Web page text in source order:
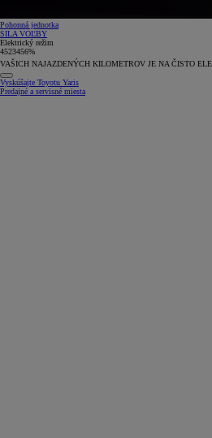
Pohonná jednotka
SILA VOĽBY
Elektrický režim
4523456%
VAŠICH NAJAZDENÝCH KILOMETROV JE NA ČISTO
Vyskúšajte Toyotu Yaris
Predajné a servisné miesta